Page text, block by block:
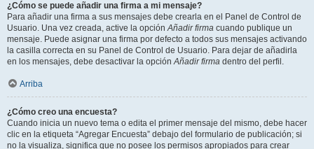
¿Cómo se puede añadir una firma a mi mensaje?
Para añadir una firma a sus mensajes debe crearla en el Panel de Control de
Usuario. Una vez creada, active la opciónAñadir firma cuando publique un
mensaje. Puede asignar una firma por defecto a todos sus mensajes activando
la casilla correcta en su Panel de Control de Usuario. Para dejar de añadirla
en los mensajes, debe desactivar la opciónAñadir firma dentro del perfil.
Arriba
¿Cómo creo una encuesta?
Cuando inicia un nuevo tema o edita el primer mensaje del mismo, debe hacer
clic en la etiqueta “Agregar Encuesta” debajo del formulario de publicación; si
no la visualiza, significa que no posee los permisos apropiados para crear